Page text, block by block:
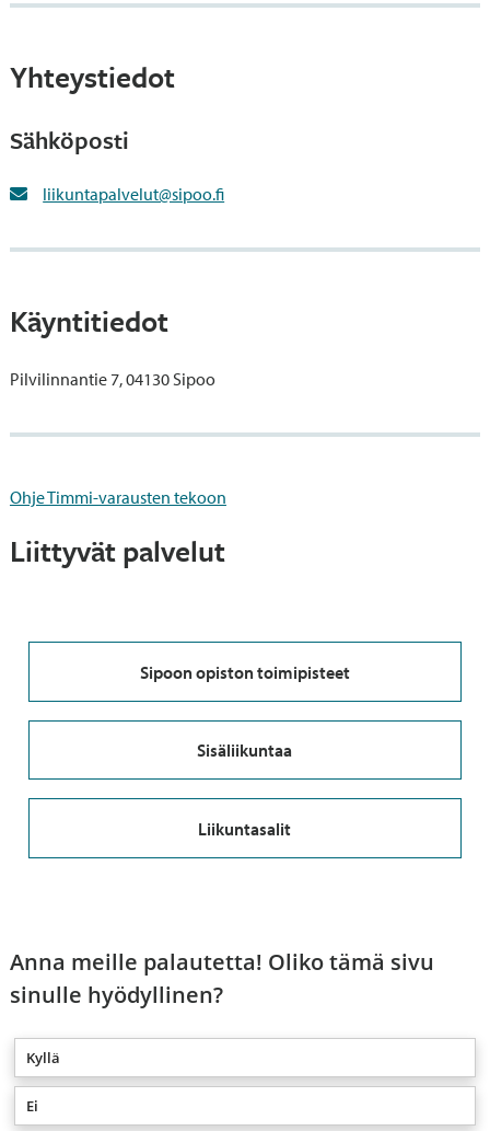
Yhteystiedot
Sähköposti
liikuntapalvelut@sipoo.fi
Käyntitiedot
Pilvilinnantie 7, 04130 Sipoo
Ohje Timmi-varausten tekoon
Liittyvät palvelut
Sipoon opiston toimipisteet
Sisäliikuntaa
Liikuntasalit
Anna meille palautetta! Oliko tämä sivu
sinulle hyödyllinen?
Kyllä
Ei